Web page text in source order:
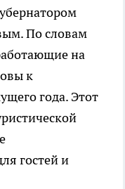
По словам
на
к
года. Этот
гостей и